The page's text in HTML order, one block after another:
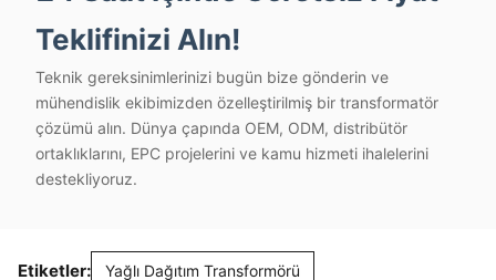
Teklifinizi Alın!
Teknik gereksinimlerinizi bugün bize gönderin ve
mühendislik ekibimizden özelleştirilmiş bir transformatör
çözümü alın. Dünya çapında OEM, ODM, distribütör
ortaklıklarını, EPC projelerini ve kamu hizmeti ihalelerini
destekliyoruz.
Etiketler: Yağlı Dağıtım Transformörü